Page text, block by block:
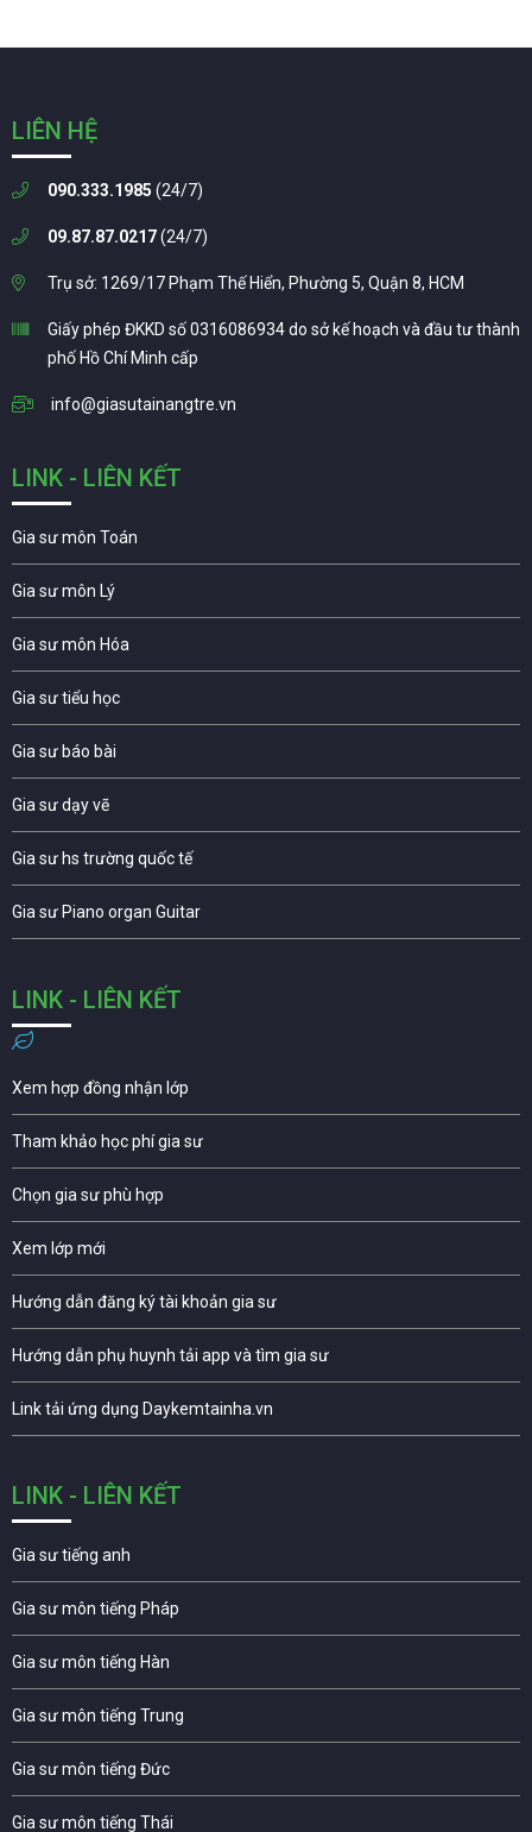
LIÊN HỆ
090.333.1985 (24/7)
09.87.87.0217(24/7)
Trụ sở: 1269/17 Phạm Thế Hiển, Phường 5, Quận 8, HCM
Giấy phép ĐKKD số 0316086934 do sở kế hoạch và đầu tư thành
phố Hồ Chí Minh cấp
info@giasutainangtre.vn
LINK - LIÊN KẾT
Gia sư môn Toán
Gia sư môn Lý
Gia sư môn Hóa
Gia sư tiểu học
Gia sư báo bài
Gia sư dạy vẽ
Gia sư hs trường quốc tế
Gia sư Piano organ Guitar
LINK - LIÊN KẾT
Xem hợp đồng nhận lớp
Tham khảo học phí gia sư
Chọn gia sư phù hợp
Xem lớp mới
Hướng dẫn đăng ký tài khoản gia sư
Hướng dẫn phụ huynh tải app và tìm gia sư
Link tải ứng dụng Daykemtainha.vn
LINK - LIÊN KẾT
Gia sư tiếng anh
Gia sư môn tiếng Pháp
Gia sư môn tiếng Hàn
Gia sư môn tiếng Trung
Gia sư môn tiếng Đức
Gia sư môn tiếng Thái